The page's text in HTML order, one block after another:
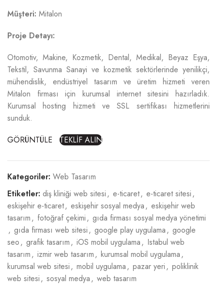
Müşteri: Mitalon
Proje Detayı:
Otomotiv, Makine, Kozmetik, Dental, Medikal, Beyaz Eşya,
Tekstil, Savunma Sanayi ve kozmetik sektörlerinde yenilikçi,
mühendislik, endüstriyel tasarım ve üretim hizmeti veren
Mitalon firması için kurumsal internet sitesini hazırladık.
Kurumsal hosting hizmeti ve SSL sertifikası hizmetlerini
sunduk.
GÖRÜNTÜLE
TEKLİF ALIN
Kategoriler: Web Tasarım
Etiketler: diş kliniği web sitesi, e-ticaret, e-ticaret sitesi,
eskişehir e-ticaret, eskişehir sosyal medya, eskişehir web
tasarım, fotoğraf çekimi, gıda firması sosyal medya yönetimi
, gıda firması web sitesi, google play uygulama, google
seo, grafik tasarım, iOS mobil uygulama, Istabul web
tasarım, izmir web tasarım, kurumsal mobil uygulama,
kurumsal web sitesi, mobil uygulama, pazar yeri, poliklinik
web sitesi, sosyal medya, web tasarım